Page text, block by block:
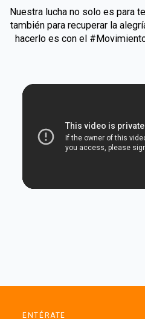
Nuestra lucha no solo es para
también para recuperar la
hacerlo es con el
ENTÉRATE